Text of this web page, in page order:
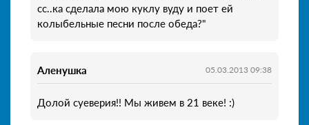
сс..ка сделала мою куклу вуду и поет ей
колыбельные песни после обеда?"
Аленушка 05.03.2013 09:38
Долой суеверия!! Мы живем в 21 веке! :)